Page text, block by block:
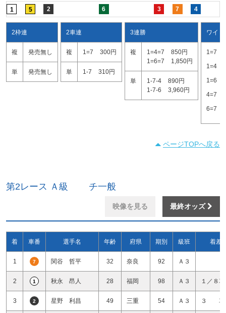
1 5 2 6 3 7 4
2枠連
複 発売無し
単 発売無し
2車連
複 1=7 300円
単 1-7 310円
3連勝
複 1=4=7
850円
1=6=7
1,850円
単 1-7-4
890円
1-7-6
3,960円
ワイド
1=7
1=4
1=6
4=7
6=7
ページTOPへ戻る
第2レース Ａ級 チ一般
映像を見る 最終オッズ
着 車番 選手名 年齢 府県 期別 級班 着差
1 7 関谷 哲平 32 奈良 92 Ａ３
2 1 秋永 昂人 28 福岡 98 Ａ３ １／８
3 2 星野 利昌 49 三重 54 Ａ３ ３ 車